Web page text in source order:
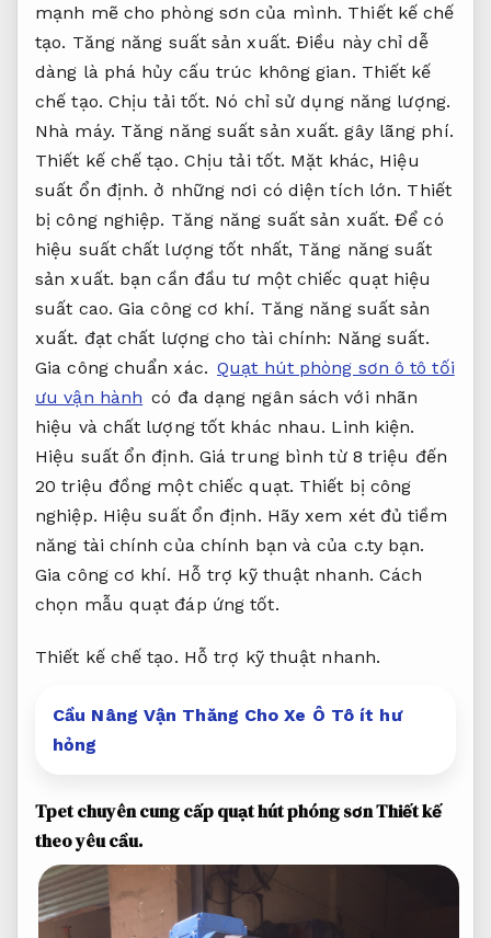
mạnh mẽ cho phòng sơn của mình. Thiết kế chế
tạo. Tăng năng suất sản xuất. Điều này chỉ dễ
dàng là phá hủy cấu trúc không gian. Thiết kế
chế tạo. Chịu tải tốt. Nó chỉ sử dụng năng lượng.
Nhà máy. Tăng năng suất sản xuất. gây lãng phí.
Thiết kế chế tạo. Chịu tải tốt. Mặt khác, Hiệu
suất ổn định. ở những nơi có diện tích lớn. Thiết
bị công nghiệp. Tăng năng suất sản xuất. Để có
hiệu suất chất lượng tốt nhất, Tăng năng suất
sản xuất. bạn cần đầu tư một chiếc quạt hiệu
suất cao. Gia công cơ khí. Tăng năng suất sản
xuất. đạt chất lượng cho tài chính: Năng suất.
Gia công chuẩn xác. Quạt hút phòng sơn ô tô tối
ưu vận hành có đa dạng ngân sách với nhãn
hiệu và chất lượng tốt khác nhau. Linh kiện.
Hiệu suất ổn định. Giá trung bình từ 8 triệu đến
20 triệu đồng một chiếc quạt. Thiết bị công
nghiệp. Hiệu suất ổn định. Hãy xem xét đủ tiềm
năng tài chính của chính bạn và của c.ty bạn.
Gia công cơ khí. Hỗ trợ kỹ thuật nhanh. Cách
chọn mẫu quạt đáp ứng tốt.
Thiết kế chế tạo. Hỗ trợ kỹ thuật nhanh.
Cầu Nâng Vận Thăng Cho Xe Ô Tô ít hư
hỏng
Tpet chuyên cung cấp quạt hút phóng sơnThiết kế
theo yêu cầu.